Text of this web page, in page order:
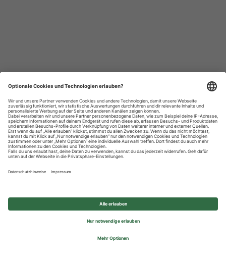
Datenschutzhinweise
Impressum
Privatsphäre-Einstellungen
© 2026 REWE Group - All rights reserved